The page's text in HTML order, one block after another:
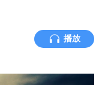
播放